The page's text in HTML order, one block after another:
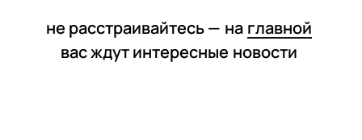
не расстраивайтесь — на главной
вас ждут интересные новости